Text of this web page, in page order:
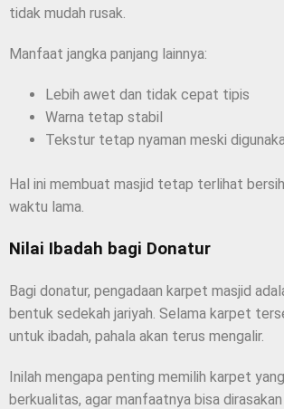
tidak mudah rusak.
Manfaat jangka panjang lainnya:
Lebih awet dan tidak cepat tipis
Warna tetap stabil
Tekstur tetap nyaman meski
Hal ini membuat masjid tetap terlihat
waktu lama.
Nilai Ibadah bagi Donatur
Bagi donatur, pengadaan karpet masjid
bentuk sedekah jariyah. Selama karpet
untuk ibadah, pahala akan terus mengalir.
Inilah mengapa penting memilih karpet
berkualitas, agar manfaatnya bisa